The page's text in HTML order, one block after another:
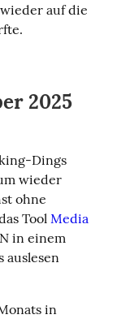
auf die
2025
Dings
wieder
ohne
Tool Media
in einem
auslesen
in